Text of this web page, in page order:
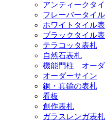
アンティークタ
フレーバータイ
ホワイトタイル
ブラックタイル
テラコッタ表札
自然石表札
機能門柱 オー
オーダーサイン
銅・真鍮の表札
看板
創作表札
ガラスレンガ表札